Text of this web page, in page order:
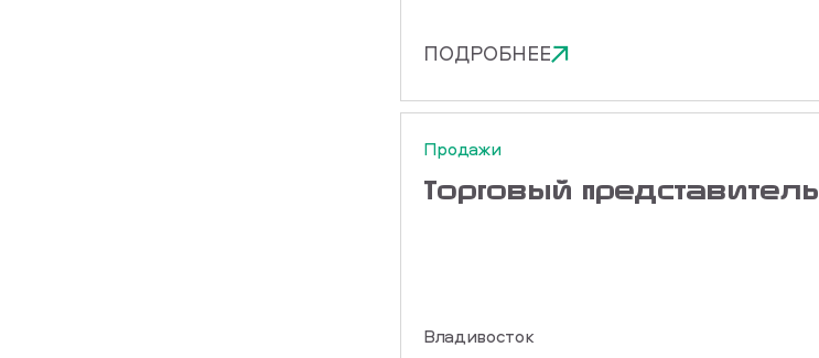
ПОДРОБНЕЕ
Продажи
Торговый представитель
Владивосток